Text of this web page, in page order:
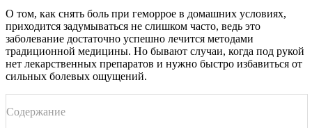
О том, как снять боль при геморрое в домашних условиях,
приходится задумываться не слишком часто, ведь это
заболевание достаточно успешно лечится методами
традиционной медицины. Но бывают случаи, когда под рукой
нет лекарственных препаратов и нужно быстро избавиться от
сильных болевых ощущений.
Содержание